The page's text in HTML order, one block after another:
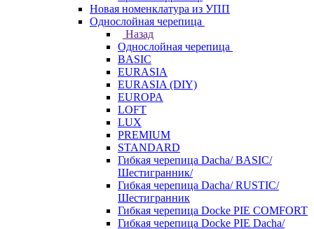
Новая номенклатура из УПП
Однослойная черепица
Назад
Однослойная черепица
BASIC
EURASIA
EURASIA (DIY)
EUROPA
LOFT
LUX
PREMIUM
STANDARD
Гибкая черепица Dacha/ BASIC/
Шестигранник/
Гибкая черепица Dacha/ RUSTIC/
Шестигранник
Гибкая черепица Docke PIE COMFORT
Гибкая черепица Docke PIE Dacha/